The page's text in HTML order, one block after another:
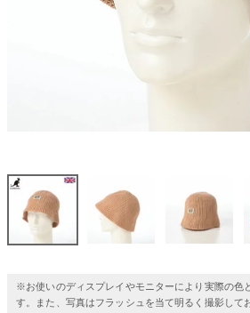
※お使いのディスプレイやモニターにより実際の色
す。また、写真はフラッシュを当て明るく撮影して